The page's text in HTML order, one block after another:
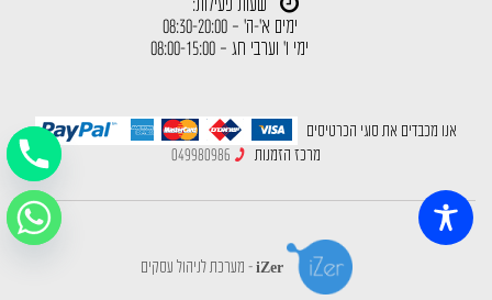
שעות פעילות:
ימים א'-ה' – 08:30-20:00
ימי ו' וערבי חג – 08:00-15:00
אנו מכבדים את סוגי הכרטיסים
מרכז הזמנות
iZer - מערכת לניהול עסקים